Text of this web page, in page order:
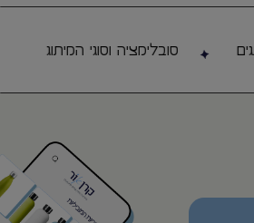
סובלימציה וסוגי המיתוג